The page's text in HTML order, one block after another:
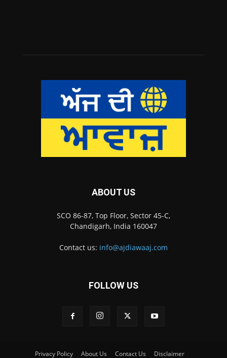
ABOUT US
SCO 86-87, Top Floor, Sector 45-C,
Chandigarh, India 160047
Contact us: info@ajdiawaaj.com
FOLLOW US
Privacy Policy About Us Contact Us Disclaimer